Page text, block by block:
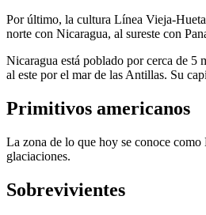
Por último, la cultura Línea Vieja-
norte con Nicaragua, al sureste con
Nicaragua está poblado por cerca de 5
al este por el mar de las Antillas. Su
Primitivos americanos
La zona de lo que hoy se conoce como
glaciaciones.
Sobrevivientes